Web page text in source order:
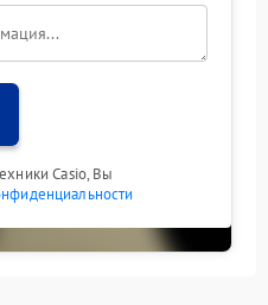
Casio, Вы